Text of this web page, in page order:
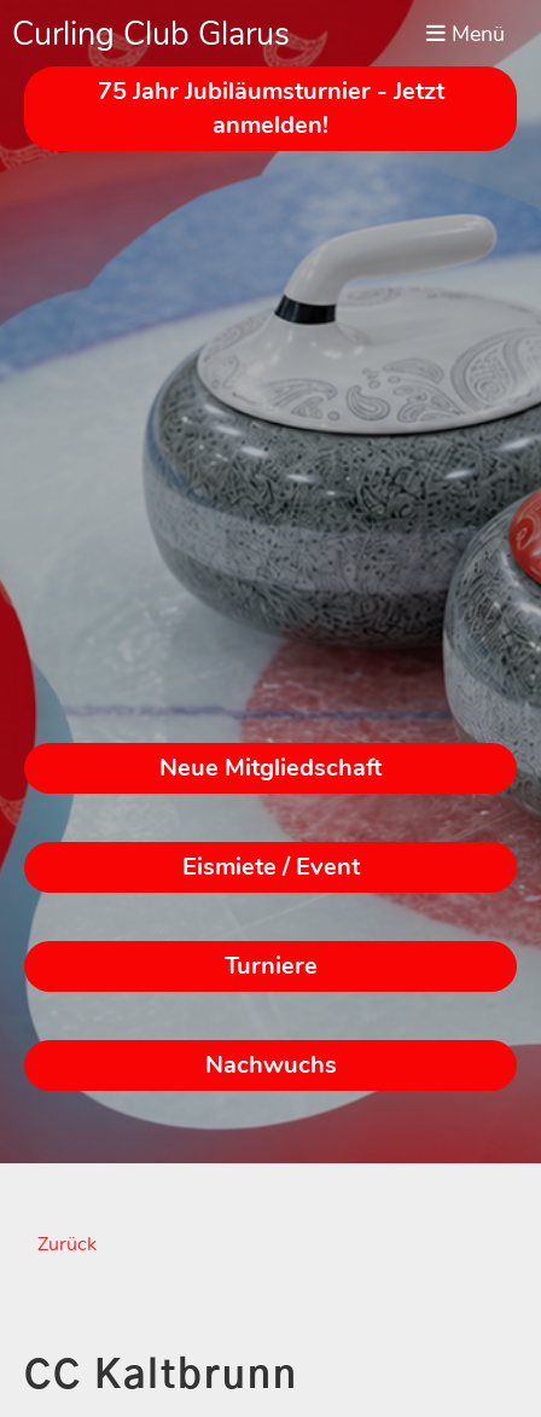
Curling Club Glarus Menü
75 Jahr Jubiläumsturnier - Jetzt
anmelden!
Neue Mitgliedschaft
Eismiete / Event
Turniere
Nachwuchs
Zurück
CC Kaltbrunn